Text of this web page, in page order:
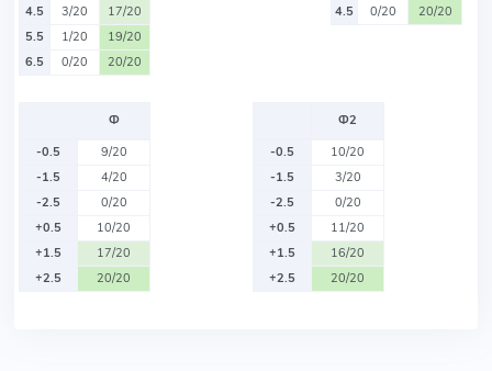
4.5
3/20
17/20
5.5
1/20
19/20
6.5
0/20 20/20
4.5
0/20 20/20
Ф
-0.5
9/20
-1.5
4/20
-2.5
0/20
+0.5
10/20
+1.5
17/20
+2.5
20/20
Ф2
-0.5
10/20
-1.5
3/20
-2.5
0/20
+0.5
11/20
+1.5
16/20
+2.5
20/20